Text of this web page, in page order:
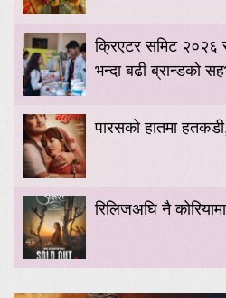
क्रिएटर समिट
भन्दा बढी ब्रान्डको
पारसको हातमा
रिलिजअघि नै कोरियामा